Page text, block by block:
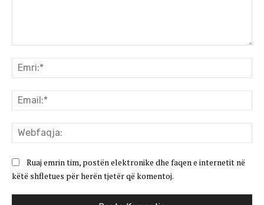
Ruaj emrin tim, postën elektronike dhe faqen e internetit në
këtë shfletues për herën tjetër që komentoj.